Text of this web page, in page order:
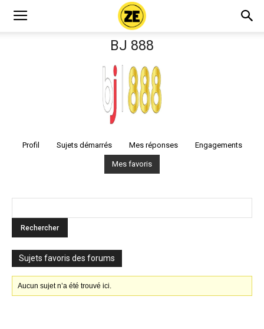
BJ 888
Profil Sujets démarrés Mes réponses Engagements
Mes favoris
Sujets favoris des forums
Aucun sujet n’a été trouvé ici.